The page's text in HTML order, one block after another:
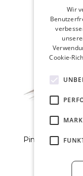
Pinzette Vetus,
7,70 €
Wir
Cookie-